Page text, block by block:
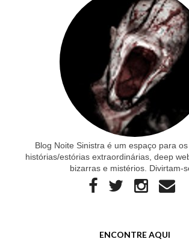
Blog Noite Sinistra é um espaço para
histórias/estórias extraordinárias, deep
bizarras e mistérios. Divirtam-
ENCONTRE AQUI